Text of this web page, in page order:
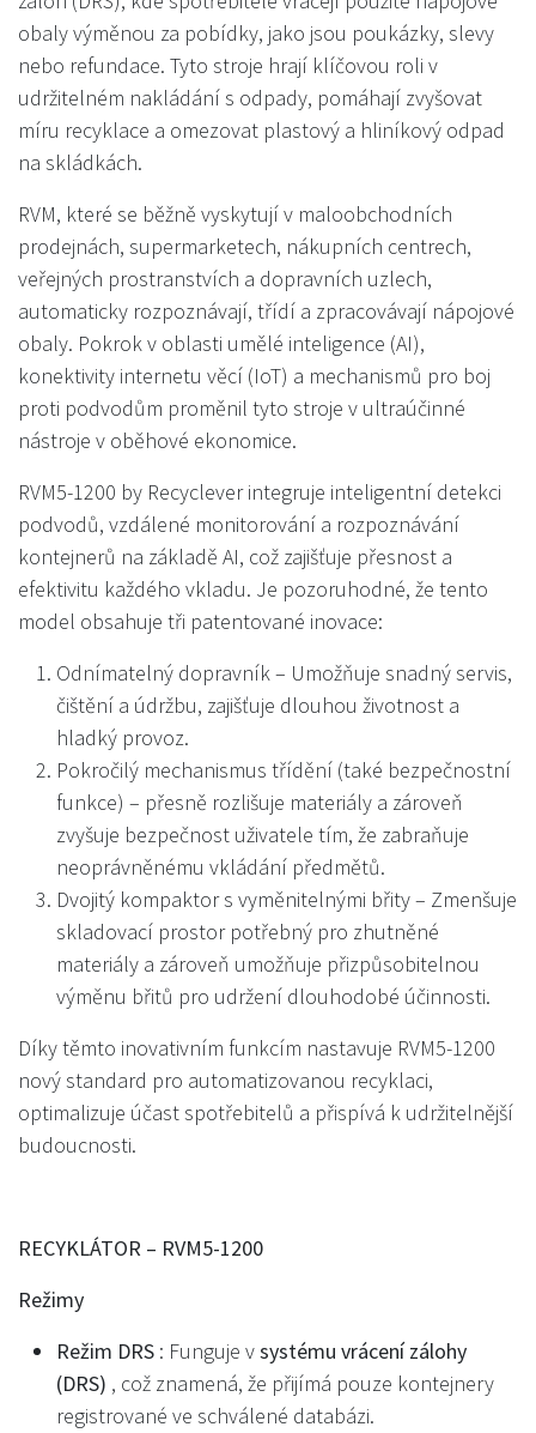
obaly výměnou za pobídky, jako jsou poukázky, slevy
nebo refundace. Tyto stroje hrají klíčovou roli v
udržitelném nakládání s odpady, pomáhají zvyšovat
míru recyklace a omezovat plastový a hliníkový odpad
na skládkách.
RVM, které se běžně vyskytují v maloobchodních
prodejnách, supermarketech, nákupních centrech,
veřejných prostranstvích a dopravních uzlech,
automaticky rozpoznávají, třídí a zpracovávají nápojové
obaly. Pokrok v oblasti umělé inteligence (AI),
konektivity internetu věcí (IoT) a mechanismů pro boj
proti podvodům proměnil tyto stroje v ultraúčinné
nástroje v oběhové ekonomice.
RVM5-1200 by Recyclever integruje inteligentní detekci
podvodů, vzdálené monitorování a rozpoznávání
kontejnerů na základě AI, což zajišťuje přesnost a
efektivitu každého vkladu. Je pozoruhodné, že tento
model obsahuje tři patentované inovace:
Odnímatelný dopravník – Umožňuje snadný servis,
čištění a údržbu, zajišťuje dlouhou životnost a
hladký provoz.
Pokročilý mechanismus třídění (také bezpečnostní
funkce) – přesně rozlišuje materiály a zároveň
zvyšuje bezpečnost uživatele tím, že zabraňuje
neoprávněnému vkládání předmětů.
Dvojitý kompaktor s vyměnitelnými břity – Zmenšuje
skladovací prostor potřebný pro zhutněné
materiály a zároveň umožňuje přizpůsobitelnou
výměnu břitů pro udržení dlouhodobé účinnosti.
Díky těmto inovativním funkcím nastavuje RVM5-1200
nový standard pro automatizovanou recyklaci,
optimalizuje účast spotřebitelů a přispívá k udržitelnější
budoucnosti.
RECYKLÁTOR – RVM5-1200
Režimy
Režim DRS : Funguje vsystému vrácení zálohy
(DRS) , což znamená, že přijímá pouze kontejnery
registrované ve schválené databázi.